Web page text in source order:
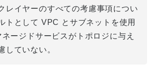
レイヤーのすべての考慮事項につい
トとして VPC とサブネットを使用
ネージドサービスがトポロジに与え
していない。